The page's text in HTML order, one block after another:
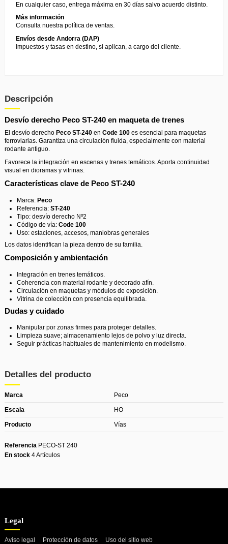
En cualquier caso, entrega máxima en 30 días salvo acuerdo distinto.
Más información
Consulta nuestra política de ventas.
Envíos desde Andorra (DAP)
Impuestos y tasas en destino, si aplican, a cargo del cliente.
Descripción
Desvío derecho Peco ST-240 en maqueta de trenes
El desvío derecho Peco ST-240 en Code 100 es esencial para maquetas
ferroviarias. Garantiza una circulación fluida, especialmente con material
rodante antiguo.
Favorece la integración en escenas y trenes temáticos. Aporta continuidad
visual en dioramas y vitrinas.
Características clave de Peco ST-240
Marca: Peco
Referencia: ST-240
Tipo: desvío derecho Nº2
Código de vía: Code 100
Uso: estaciones, accesos, maniobras generales
Los datos identifican la pieza dentro de su familia.
Composición y ambientación
Integración en trenes temáticos.
Coherencia con material rodante y decorado afín.
Circulación en maquetas y módulos de exposición.
Vitrina de colección con presencia equilibrada.
Dudas y cuidado
Manipular por zonas firmes para proteger detalles.
Limpieza suave; almacenamiento lejos de polvo y luz directa.
Seguir prácticas habituales de mantenimiento en modelismo.
Detalles del producto
Marca Peco
Escala HO
Producto Vías
Referencia PECO-ST 240
En stock 4 Artículos
Legal
Aviso legal Protección de datos Uso del sitio web